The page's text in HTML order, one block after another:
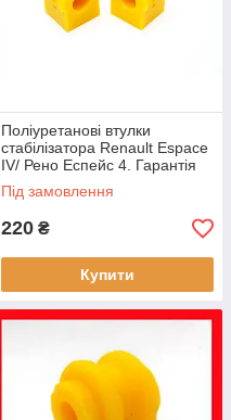
Поліуретанові втулки
стабілізатора Renault Espace
IV/ Рено Еспейс 4. Гарантія
12 місяців! 44 08 905
Під замовлення
220 ₴
Купити